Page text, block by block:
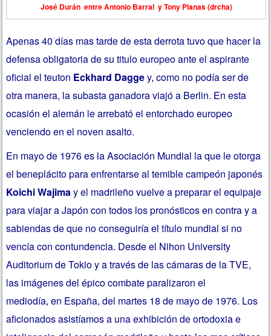
José Durán entre Antonio Barral y Tony Planas (drcha)
Apenas 40 días mas tarde de esta derrota tuvo que hacer la
defensa obligatoria de su titulo europeo ante el aspirante
oficial el teuton Eckhard Daggey, como no podía ser de
otra manera, la subasta ganadora viajó a Berlin. En esta
ocasión el alemán le arrebató el entorchado europeo
venciendo en el noven asalto.
En mayo de 1976 es la Asociación Mundial la que le otorga
el beneplácito para enfrentarse al temible campeón japonés
Koichi Wajimay el madrileño vuelve a preparar el equipaje
para viajar a Japón con todos los pronósticos en contra y a
sabiendas de que no conseguiría el título mundial si no
vencía con contundencia. Desde el Nihon University
Auditorium de Tokio y a través de las cámaras de la TVE,
las imágenes del épico combate paralizaron el
mediodía, en España, del martes 18 de mayo de 1976. Los
aficionados asistíamos a una exhibición de ortodoxia e